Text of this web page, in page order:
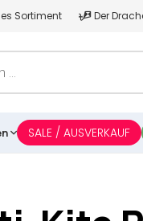
Sortiment Der
SALE / AUSVERKAUF